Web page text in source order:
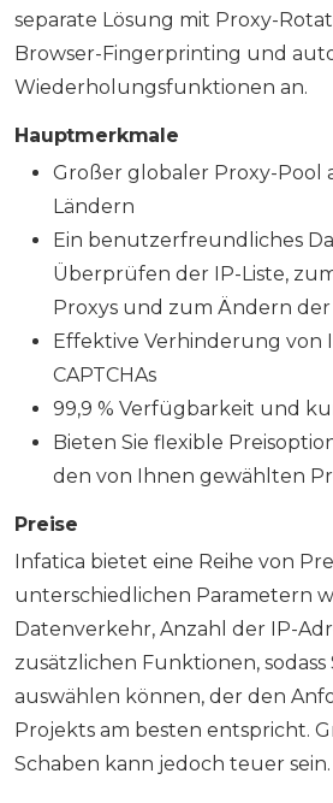
separate Lösung mit Proxy-
Browser-Fingerprinting und
Wiederholungsfunktionen an.
Hauptmerkmale
Großer globaler Proxy-Pool
Ländern
Ein benutzerfreundliches
Überprüfen der IP-Liste,
Proxys und zum Ändern
Effektive Verhinderung von
CAPTCHAs
99,9 % Verfügbarkeit und
Bieten Sie flexible
den von Ihnen gewählten
Preise
Infatica bietet eine Reihe von
unterschiedlichen Parametern
Datenverkehr, Anzahl der IP-
zusätzlichen Funktionen, sodass
auswählen können, der den
Projekts am besten entspricht.
Schaben kann jedoch teuer sein.